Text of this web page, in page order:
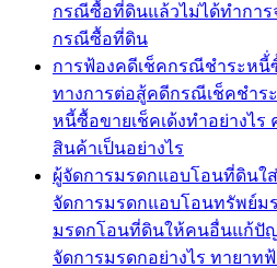
กรณีซื้อที่ดินแล้วไม่ได้ทำการ
กรณีซื้อที่ดิน
การฟ้องคดีเช็คกรณีชำระหนี้่
ทางการต่อสู้คดีกรณีเช็คชำร
หนี้ซื้อขายเช็คเด้งทำอย่างไ
สินค้าเป็นอย่างไร
ผู้จัดการมรดกแอบโอนที่ดินใ
จัดการมรดกแอบโอนทรัพย์ม
มรดกโอนที่ดินให้คนอื่นแก้ปั
จัดการมรดกอย่างไร ทายาท